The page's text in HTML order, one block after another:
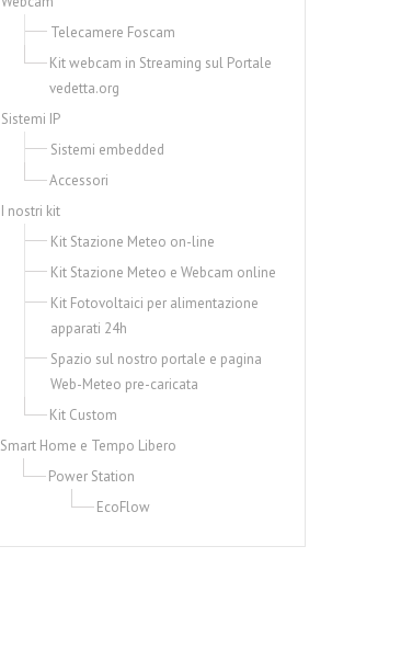
Telecamere Foscam
Kit webcam in Streaming sul Portale
vedetta.org
Sistemi IP
Sistemi embedded
Accessori
I nostri kit
Kit Stazione Meteo on-line
Kit Stazione Meteo e Webcam online
Kit Fotovoltaici per alimentazione
apparati 24h
Spazio sul nostro portale e pagina
Web-Meteo pre-caricata
Kit Custom
Smart Home e Tempo Libero
Power Station
EcoFlow